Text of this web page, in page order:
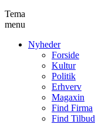
Tema
menu
Nyheder
Forside
Kultur
Politik
Erhverv
Magaxin
Find Firma
Find Tilbud